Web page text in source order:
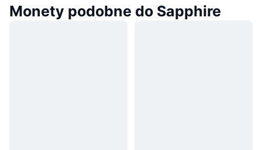
Monety podobne do Sapphire